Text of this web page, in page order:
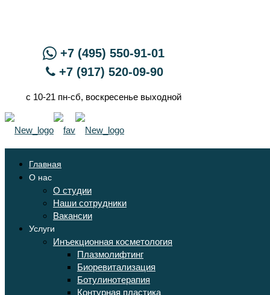
+7 (495) 550-91-01
+7 (917) 520-09-90
с 10-21 пн-сб, воскресенье выходной
Главная
О нас
О студии
Наши сотрудники
Вакансии
Услуги
Инъекционная косметология
Плазмолифтинг
Биоревитализация
Ботулинотерапия
Контурная пластика